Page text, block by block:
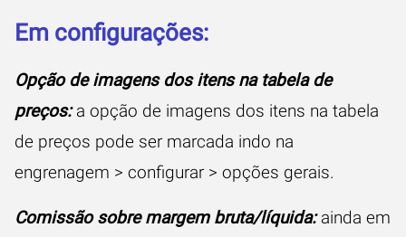
Em configurações:
Opção de imagens dos itens na tabela de
preços:a opção de imagens dos itens na tabela
de preços pode ser marcada indo na
engrenagem > configurar > opções gerais.
Comissão sobre margem bruta/líquida:ainda em